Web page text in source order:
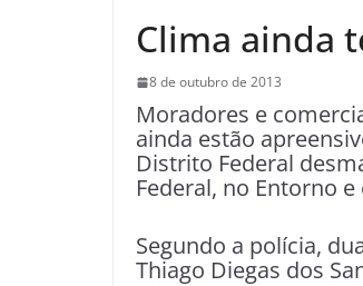
Clima ainda
8 de outubro de 2013
Moradores e
ainda estão
Distrito Federal
Federal, no Entorno
Segundo a polícia,
Thiago Diegas dos